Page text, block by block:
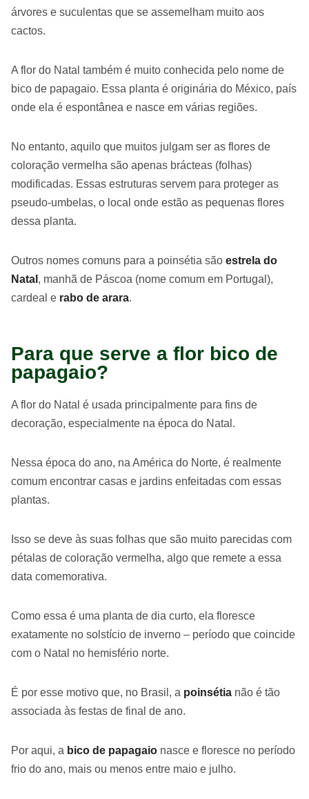
árvores e suculentas que se assemelham muito aos
cactos.
A flor do Natal também é muito conhecida pelo nome de
bico de papagaio. Essa planta é originária do México, país
onde ela é espontânea e nasce em várias regiões.
No entanto, aquilo que muitos julgam ser as flores de
coloração vermelha são apenas brácteas (folhas)
modificadas. Essas estruturas servem para proteger as
pseudo-umbelas, o local onde estão as pequenas flores
dessa planta.
Outros nomes comuns para a poinsétia são estrela do
Natal , manhã de Páscoa (nome comum em Portugal),
cardeal e rabo de arara.
Para que serve a flor bico de
papagaio?
A flor do Natal é usada principalmente para fins de
decoração, especialmente na época do Natal.
Nessa época do ano, na América do Norte, é realmente
comum encontrar casas e jardins enfeitadas com essas
plantas.
Isso se deve às suas folhas que são muito parecidas com
pétalas de coloração vermelha, algo que remete a essa
data comemorativa.
Como essa é uma planta de dia curto, ela floresce
exatamente no solstício de inverno – período que coincide
com o Natal no hemisfério norte.
É por esse motivo que, no Brasil, a poinsétia não é tão
associada às festas de final de ano.
Por aqui, a bico de papagaio nasce e floresce no período
frio do ano, mais ou menos entre maio e julho.